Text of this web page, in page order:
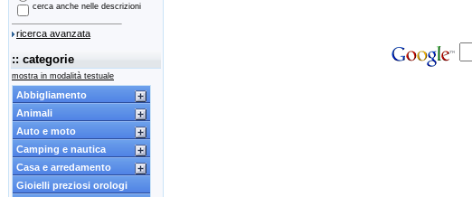
cerca anche nelle descrizioni
ricerca avanzata
:: categorie
mostra in modalità testuale
Abbigliamento
Animali
Auto e moto
Camping e nautica
Casa e arredamento
Gioielli preziosi orologi